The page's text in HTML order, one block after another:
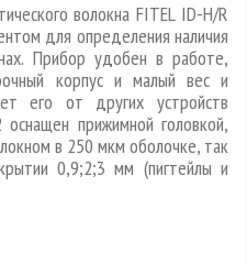
волокна FITEL ID-H/R
для определения наличия
Прибор удобен в работе,
корпус и малый вес и
его от других устройств
прижимной головкой,
в 250 мкм оболочке, так
0,9;2;3 мм (пигтейлы и